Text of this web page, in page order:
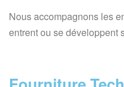
Nous accompagnons les
entrent ou se développent